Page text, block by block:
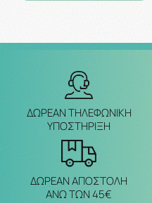
ΔΩΡΕΑΝ ΤΗΛΕΦΩΝΙΚΗ
ΥΠΟΣΤΗΡΙΞΗ
ΔΩΡΕΑΝ ΑΠΟΣΤΟΛΗ
ΑΝΩ ΤΩΝ 45€